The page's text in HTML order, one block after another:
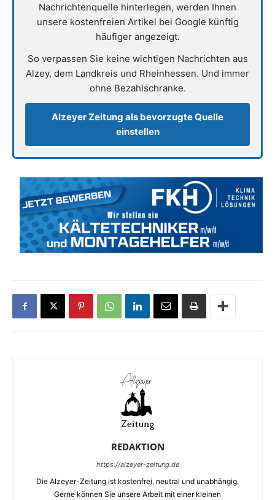
Nachrichtenquelle hinterlegen, werden Ihnen
unsere kostenfreien Artikel bei Google künftig
häufiger angezeigt.
So verpassen Sie keine wichtigen Nachrichten aus
Alzey, dem Landkreis und Rheinhessen. Und immer
ohne Bezahlschranke.
Alzeyer Zeitung als bevorzugte Quelle
einstellen
REDAKTION
https://alzeyer-zeitung.de
Die Alzeyer-Zeitung ist kostenfrei, neutral und unabhängig.
Gerne können Sie unsere Arbeit mit einer kleinen